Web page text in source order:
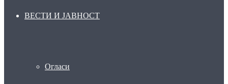
ВЕСТИ И ЈАВНОСТ
Огласи